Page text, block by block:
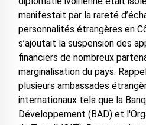
manifestait par la rareté
personnalités étrangères en
s’ajoutait la suspension des
financiers de nombreux
marginalisation du pays.
plusieurs ambassades
internationaux tels que la
Développement (BAD) et